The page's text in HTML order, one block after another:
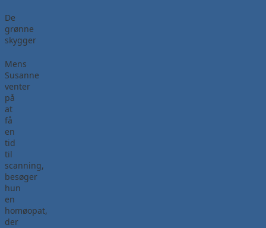
De
grønne
skygger
Mens
Susanne
venter
på
at
få
en
tid
til
scanning,
besøger
hun
en
homøopat,
der